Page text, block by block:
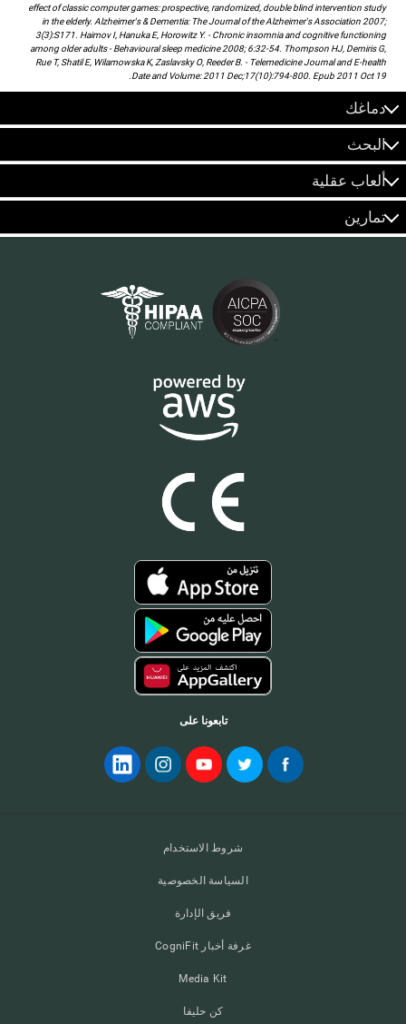
effect of classic computer games: prospective, randomized, double blind intervention study
in the elderly. Alzheimer's & Dementia: The Journal of the Alzheimer's Association 2007;
3(3):S171. Haimov I, Hanuka E, Horowitz Y. - Chronic insomnia and cognitive functioning
among older adults - Behavioural sleep medicine 2008; 6:32-54. Thompson HJ, Demiris G,
Rue T, Shatil E, Wilamowska K, Zaslavsky O, Reeder B. - Telemedicine Journal and E-health
Date and Volume: 2011 Dec;17(10):794-800. Epub 2011 Oct 19.
دماغك
البحث
ألعاب عقلية
تمارين
تابعونا على
شروط الاستخدام
السياسة الخصوصية
فريق الإدارة
غرفة أخبار CogniFit
Media Kit
كن حليفا